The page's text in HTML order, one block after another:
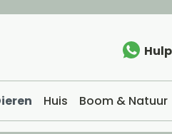
Huis Boom & Natuur